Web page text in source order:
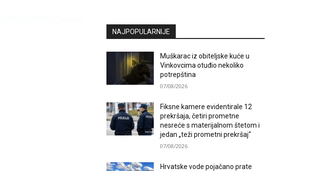
NAJPOPULARNIJE
Muškarac iz obiteljske kuće u
Vinkovcima otuđio nekoliko
potrepština
07/08/2026
Fiksne kamere evidentirale 12
prekršaja, četiri prometne
nesreće s materijalnom štetom i
jedan „teži prometni prekršaj“
07/08/2026
Hrvatske vode pojačano prate